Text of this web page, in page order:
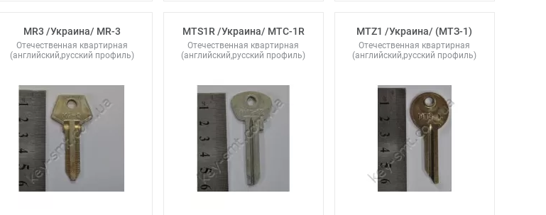
MR3 /Украина/ MR-3
Отечественная квартирная
(английский,русский профиль)
MTS1R /Украина/ МТС-1R
Отечественная квартирная
(английский,русский профиль)
MTZ1 /Украина/ (МТЗ-1)
Отечественная квартирная
(английский,русский профиль)